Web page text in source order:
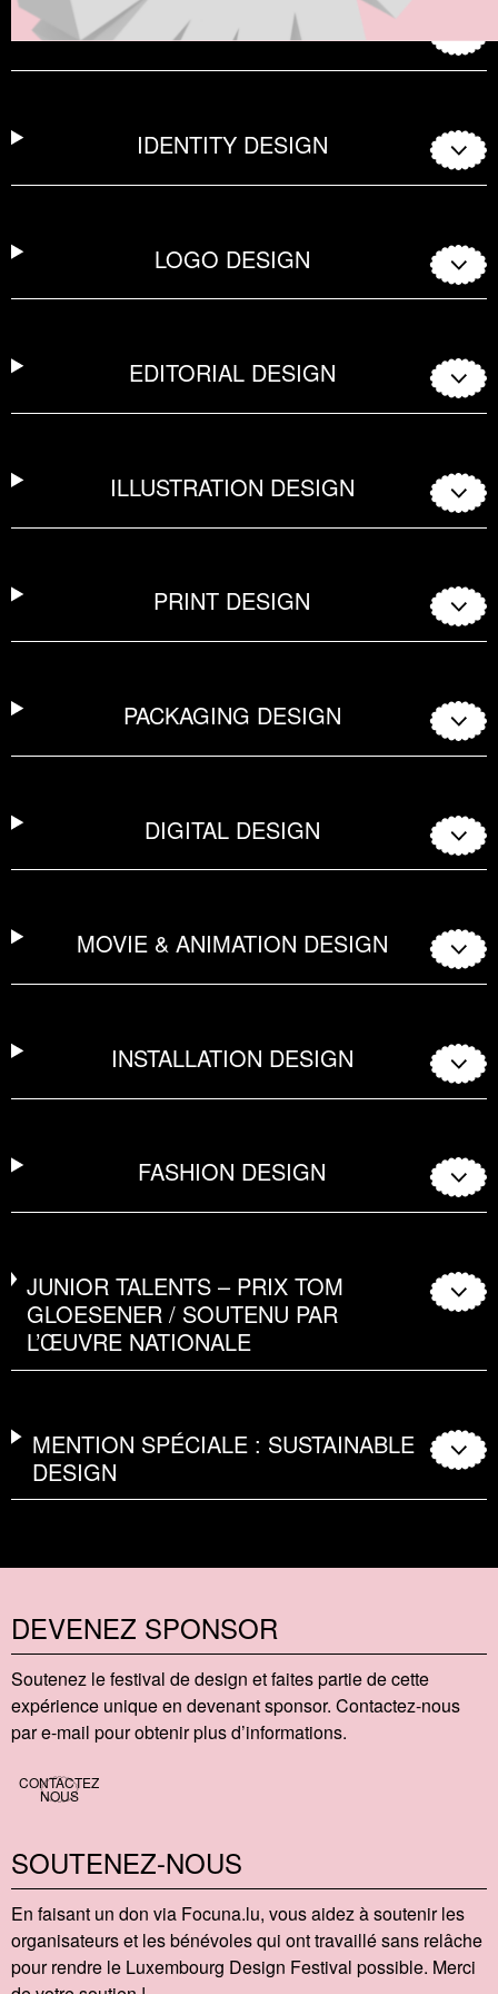
PRODUCT DESIGN
IDENTITY DESIGN
LOGO DESIGN
EDITORIAL DESIGN
ILLUSTRATION DESIGN
PRINT DESIGN
PACKAGING DESIGN
DIGITAL DESIGN
MOVIE & ANIMATION DESIGN
INSTALLATION DESIGN
FASHION DESIGN
JUNIOR TALENTS – PRIX TOM
GLOESENER / SOUTENU PAR
L’ŒUVRE NATIONALE
MENTION SPÉCIALE : SUSTAINABLE
DESIGN
DEVENEZ SPONSOR
Soutenez le festival de design et faites partie de cette
expérience unique en devenant sponsor. Contactez-nous
par e-mail pour obtenir plus d’informations.
CONTACTEZ
NOUS
SOUTENEZ-NOUS
En faisant un don via Focu​na​.lu, vous aidez à soutenir les
organisateurs et les bénévoles qui ont travaillé sans relâche
pour rendre le Luxembourg Design Festival possible. Merci